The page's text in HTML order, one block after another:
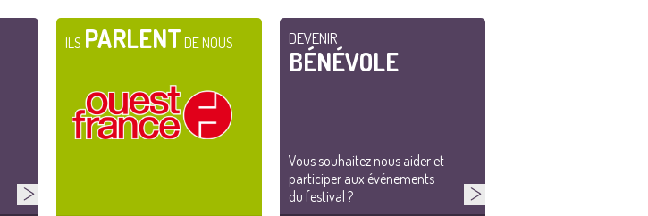
ILS PARLENT DE NOUS DEVENIR
BÉNÉVOLE
Vous souhaitez nous aider et
participer aux événements
du festival ?